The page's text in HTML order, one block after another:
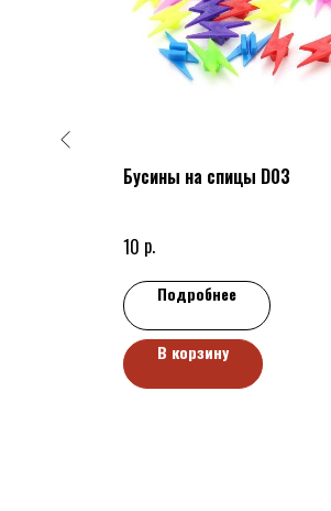
Бусины на спицы D03
10 р.
Подробнее
В корзину